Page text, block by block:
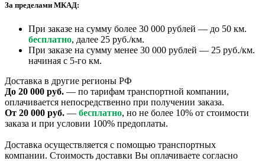
За пределами МКАД:
При заказе на сумму более 30 000 рублей — до 50 км.
бесплатно, далее 25 руб./км.
При заказе на сумму менее 30 000 рублей — 25 руб./км.
начиная с 5-го км.
Доставка в другие регионы РФ
До 20 000 руб. — по тарифам транспортной компании,
оплачивается непосредственно при получении заказа.
От 20 000 руб. — бесплатно, но не более 10% от стоимости
заказа и при условии 100% предоплаты.
Доставка осуществляется с помощью транспортных
компании. Стоимость доставки Вы оплачиваете согласно